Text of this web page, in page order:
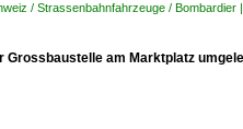
/ Strassenbahnfahrzeuge / Bombardier
Grossbaustelle am Marktplatz